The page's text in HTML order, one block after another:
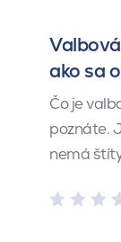
ako sa
Čo je
poznáte.
nemá